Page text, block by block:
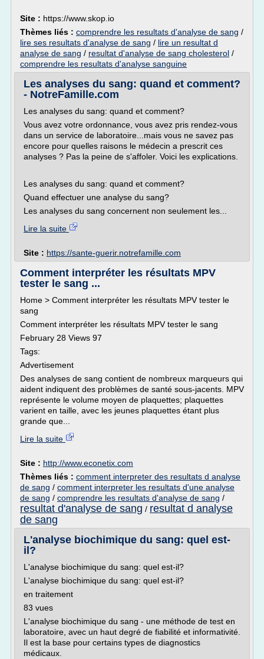
Site : https://www.skop.io
Thèmes liés : comprendre les resultats d'analyse de sang /
lire ses resultats d'analyse de sang / lire un resultat d
analyse de sang / resultat d'analyse de sang cholesterol /
comprendre les resultats d'analyse sanguine
Les analyses du sang: quand et comment?
- NotreFamille.com
Les analyses du sang: quand et comment?
Vous avez votre ordonnance, vous avez pris rendez-vous
dans un service de laboratoire...mais vous ne savez pas
encore pour quelles raisons le médecin a prescrit ces
analyses ? Pas la peine de s'affoler. Voici les explications.
Les analyses du sang: quand et comment?
Quand effectuer une analyse du sang?
Les analyses du sang concernent non seulement les...
Lire la suite
Site : https://sante-guerir.notrefamille.com
Comment interpréter les résultats MPV
tester le sang ...
Home > Comment interpréter les résultats MPV tester le
sang
Comment interpréter les résultats MPV tester le sang
February 28 Views 97
Tags:
Advertisement
Des analyses de sang contient de nombreux marqueurs qui
aident indiquent des problèmes de santé sous-jacents. MPV
représente le volume moyen de plaquettes; plaquettes
varient en taille, avec les jeunes plaquettes étant plus
grande que...
Lire la suite
Site : http://www.econetix.com
Thèmes liés : comment interpreter des resultats d analyse
de sang / comment interpreter les resultats d'une analyse
de sang / comprendre les resultats d'analyse de sang /
resultat d'analyse de sang / resultat d analyse
de sang
L'analyse biochimique du sang: quel est-
il?
L'analyse biochimique du sang: quel est-il?
L'analyse biochimique du sang: quel est-il?
en traitement
83 vues
L'analyse biochimique du sang - une méthode de test en
laboratoire, avec un haut degré de fiabilité et informativité.
Il est la base pour certains types de diagnostics
médicaux.